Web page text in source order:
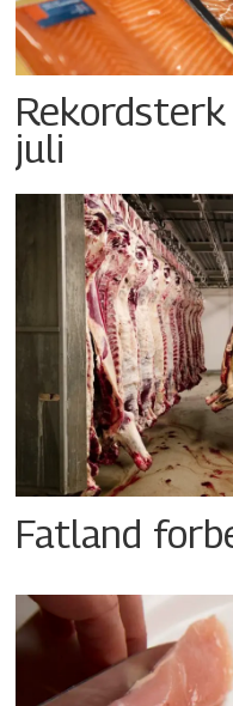
juli
Fatland